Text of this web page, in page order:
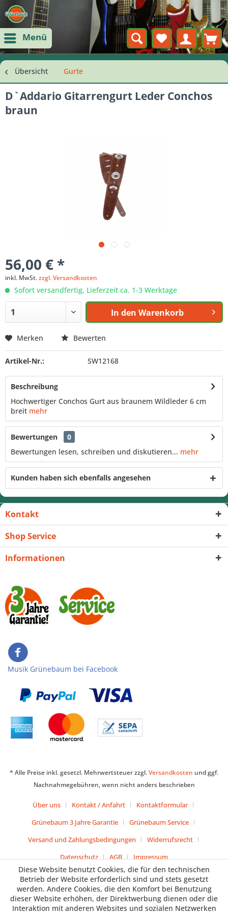
Menü
Übersicht Gurte
D`Addario Gitarrengurt Leder Conchos
braun
56,00 € *
inkl. MwSt.zzgl. Versandkosten
Sofort versandfertig, Lieferzeit ca. 1-3 Werktage
In den Warenkorb
Merken Bewerten
Artikel-Nr.: SW12168
Beschreibung
Hochwertiger Conchos Gurt aus braunem Wildleder 6 cm
breit mehr
Bewertungen
0
Bewertungen lesen, schreiben und diskutieren... mehr
Kunden haben sich ebenfalls angesehen
Kontakt
Shop Service
Informationen
Musik Grünebaum bei Facebook
* Alle Preise inkl. gesetzl. Mehrwertsteuer zzgl.Versandkosten und ggf.
Nachnahmegebühren, wenn nicht anders beschrieben
Über uns Kontakt / Anfahrt
Kontaktformular
Grünebaum 3 Jahre Garantie
Grünebaum Service
Versand und Zahlungsbedingungen
Widerrufsrecht
Datenschutz
AGB Impressum
Diese Website benutzt Cookies, die für den technischen
Betrieb der Website erforderlich sind und stets gesetzt
werden. Andere Cookies, die den Komfort bei Benutzung
dieser Website erhöhen, der Direktwerbung dienen oder die
Interaktion mit anderen Websites und sozialen Netzwerken